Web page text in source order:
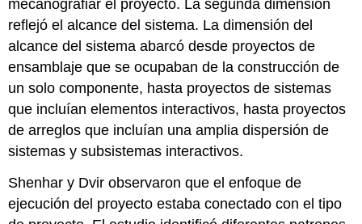
mecanografiar el proyecto. La segunda dimensión
reflejó el alcance del sistema. La dimensión del
alcance del sistema abarcó desde proyectos de
ensamblaje que se ocupaban de la construcción de
un solo componente, hasta proyectos de sistemas
que incluían elementos interactivos, hasta proyectos
de arreglos que incluían una amplia dispersión de
sistemas y subsistemas interactivos.
Shenhar y Dvir observaron que el enfoque de
ejecución del proyecto estaba conectado con el tipo